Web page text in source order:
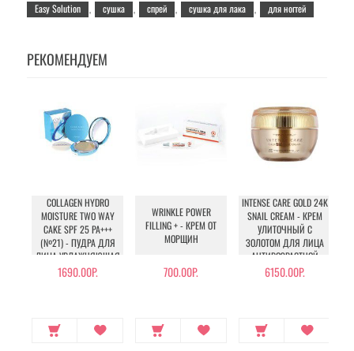
Easy Solution
сушка спрей сушка для лака для ногтей
РЕКОМЕНДУЕМ
COLLAGEN HYDRO
MOISTURE TWO WAY
CAKE SPF 25 PA+++
(№21) - ПУДРА ДЛЯ
ЛИЦА УВЛАЖНЯЮЩАЯ
С КОЛЛАГЕНОМ (№21)
1690.00Р.
WRINKLE POWER
FILLING + - КРЕМ ОТ
МОРЩИН
700.00Р.
INTENSE CARE GOLD 24K
SNAIL CREAM - КРЕМ
УЛИТОЧНЫЙ С
ЗОЛОТОМ ДЛЯ ЛИЦА
АНТИВОЗРАСТНОЙ
6150.00Р.